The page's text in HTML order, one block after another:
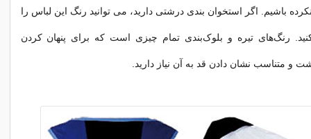
نکرده باشیم. اگر استخوان بندی درشتی دارید، می توانید رنگ این لباس را
رنگ‌های تیره و بلوک‌بندی تمام چیزی است که برای پنهان کردن
و متناسب نشان دادن قد به آن نیاز دارید.